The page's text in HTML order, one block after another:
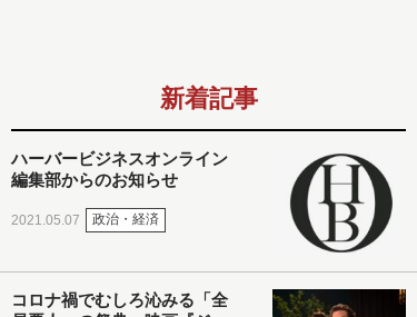
新着記事
ハーバービジネスオンライン
編集部からのお知らせ
2021.05.07 政治・経済
コロナ禍でむしろ沁みる「全